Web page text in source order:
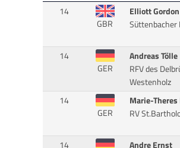
14
GBR
Elliott Gordon
Süttenbacher
14
GER
Andreas Tölle
RFV des
Westenholz
14
GER
Marie-
RV
14
Andre Ernst